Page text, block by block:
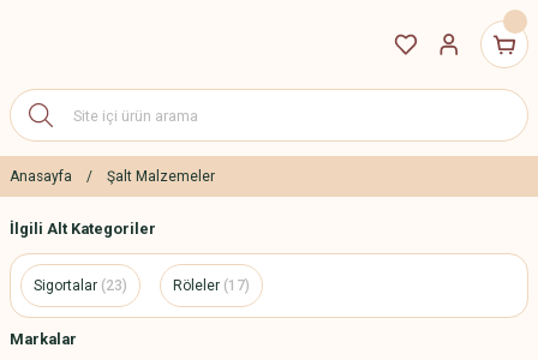
Anasayfa Şalt Malzemeler
İlgili Alt Kategoriler
Sigortalar (23) Röleler (17)
Markalar